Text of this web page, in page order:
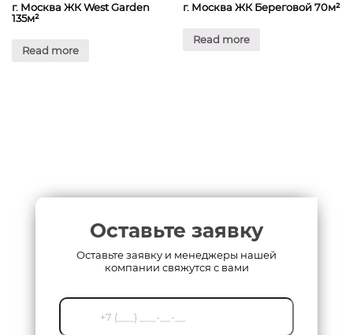
г. Москва ЖК West Garden
135м²
Read more
г. Москва ЖК Береговой 70м²
Read more
Оставьте заявку
Оставьте заявку и менеджеры нашей
компании свяжутся с вами